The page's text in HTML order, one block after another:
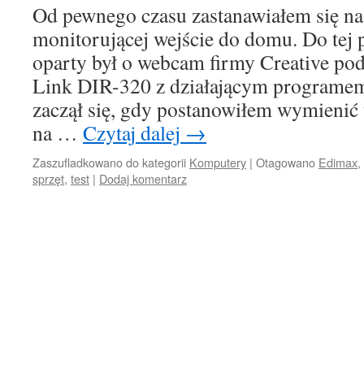
Od pewnego czasu zastanawiałem się
monitorującej wejście do domu. Do
oparty był o webcam firmy Creative
Link DIR-320 z działającym
zaczął się, gdy postanowiłem
na … Czytaj dalej →
Zaszufladkowano do kategorii Komputery | Otagowano Edimax,
sprzęt, test | Dodaj komentarz